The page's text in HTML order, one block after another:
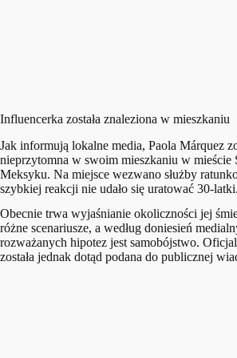
Influencerka została znaleziona w mieszkaniu
Jak informują lokalne media, Paola Márquez
nieprzytomna w swoim mieszkaniu w mieście
Meksyku. Na miejsce wezwano służby
szybkiej reakcji nie udało się uratować 30-latki.
Obecnie trwa wyjaśnianie okoliczności jej
różne scenariusze, a według doniesień
rozważanych hipotez jest samobójstwo.
została jednak dotąd podana do publicznej